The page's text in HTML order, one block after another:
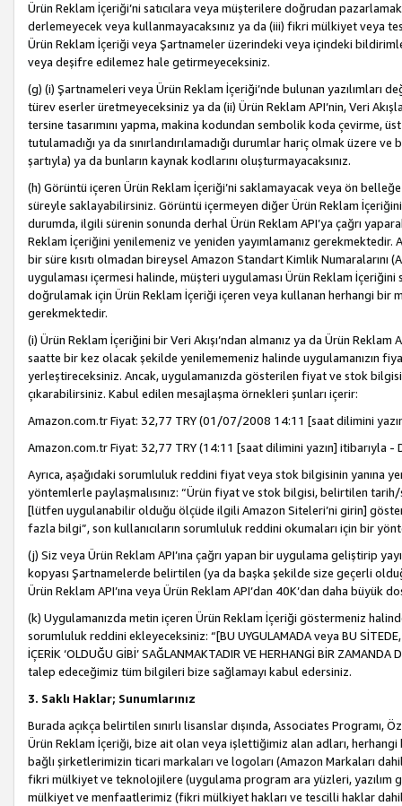
Ürün Reklam İçeriği’ni satıcılara veya müşterilere doğrudan
derlemeyecek veya kullanmayacaksınız ya da (iii) fikri mülkiyet veya
Ürün Reklam İçeriği veya Şartnameler üzerindeki veya içindeki
veya deşifre edilemez hale getirmeyeceksiniz.
(g) (i) Şartnameleri veya Ürün Reklam İçeriği’nde bulunan
türev eserler üretmeyeceksiniz ya da (ii) Ürün Reklam API’nin, Veri
tersine tasarımını yapma, makina kodundan sembolik koda çevirme,
tutulamadığı ya da sınırlandırılamadığı durumlar hariç olmak üzere
şartıyla) ya da bunların kaynak kodlarını oluşturmayacaksınız.
(h) Görüntü içeren Ürün Reklam İçeriği’ni saklamayacak veya ön
süreyle saklayabilirsiniz. Görüntü içermeyen diğer Ürün Reklam
durumda, ilgili sürenin sonunda derhal Ürün Reklam API’ya çağrı
Reklam İçeriğini yenilemeniz ve yeniden yayımlamanız gerekmektedir.
bir süre kısıtı olmadan bireysel Amazon Standart Kimlik Numaralarını
uygulaması içermesi halinde, müşteri uygulaması Ürün Reklam
doğrulamak için Ürün Reklam İçeriği içeren veya kullanan herhangi bir
gerekmektedir.
(i) Ürün Reklam İçeriğini bir Veri Akışı’ndan almanız ya da Ürün
saatte bir kez olacak şekilde yenilememeniz halinde uygulamanızın
yerleştireceksiniz. Ancak, uygulamanızda gösterilen fiyat ve stok
çıkarabilirsiniz. Kabul edilen mesajlaşma örnekleri şunları içerir:
Amazon.com.tr Fiyat: 32,77 TRY (01/07/2008 14:11 [saat dilimini
Amazon.com.tr Fiyat: 32,77 TRY (14:11 [saat dilimini yazın] itibarıyla -
Ayrıca, aşağıdaki sorumluluk reddini fiyat veya stok bilgisinin yanına
yöntemlerle paylaşmalısınız: “Ürün fiyat ve stok bilgisi, belirtilen
[lütfen uygulanabilir olduğu ölçüde ilgili Amazon Siteleri’ni girin]
fazla bilgi”, son kullanıcıların sorumluluk reddini okumaları için bir
(j) Siz veya Ürün Reklam API’ına çağrı yapan bir uygulama geliştirip
kopyası Şartnamelerde belirtilen (ya da başka şekilde size geçerli
Ürün Reklam API’ına veya Ürün Reklam API’dan 40K’dan daha büyük
(k) Uygulamanızda metin içeren Ürün Reklam İçeriği göstermeniz
sorumluluk reddini ekleyeceksiniz: “[BU UYGULAMADA veya BU SİTEDE,
İÇERİK ‘OLDUĞU GİBİ’ SAĞLANMAKTADIR VE HERHANGİ BİR
talep edeceğimiz tüm bilgileri bize sağlamayı kabul edersiniz.
3. Saklı Haklar; Sunumlarınız
Burada açıkça belirtilen sınırlı lisanslar dışında, Associates Programı,
Ürün Reklam İçeriği, bize ait olan veya işlettiğimiz alan adları,
bağlı şirketlerimizin ticari markaları ve logoları (Amazon Markaları
fikri mülkiyet ve teknolojilere (uygulama program ara yüzleri,
mülkiyet ve menfaatlerimiz (fikri mülkiyet hakları ve tescilli haklar